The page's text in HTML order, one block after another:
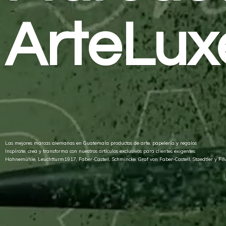
Las mejores marcas alemanas en Guatemala productos de arte, papelería y regalos
Inspírate, crea y transforma con nuestros artículos exclusivos para clientes exigentes
Hahnemühle, Leuchtturm1917, Faber-Castell, Schmincke, Graf von Faber-Castell, Staedtlery